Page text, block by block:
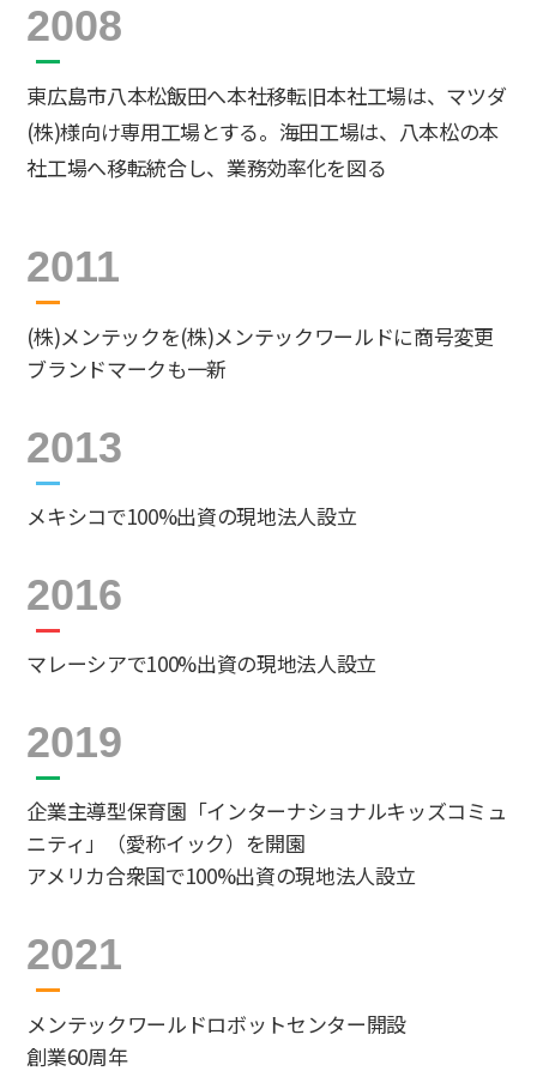
2008
東広島市八本松飯田へ本社移転旧本社工場は、マツダ
(株)様向け専用工場とする。海田工場は、八本松の本
社工場へ移転統合し、業務効率化を図る
2011
(株)メンテックを(株)メンテックワールドに商号変更
ブランドマークも一新
2013
メキシコで100%出資の現地法人設立
2016
マレーシアで100%出資の現地法人設立
2019
企業主導型保育園「インターナショナルキッズコミュ
ニティ」（愛称イック）を開園
アメリカ合衆国で100%出資の現地法人設立
2021
メンテックワールドロボットセンター開設
創業60周年